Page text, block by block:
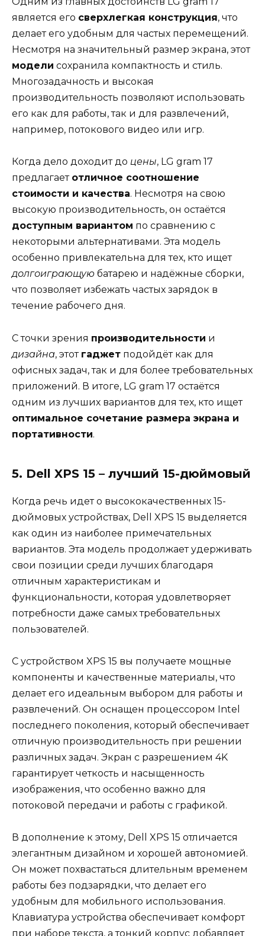
является его сверхлегкая конструкция, что
делает его удобным для частых перемещений.
Несмотря на значительный размер экрана, этот
модели сохранила компактность и стиль.
Многозадачность и высокая
производительность позволяют использовать
его как для работы, так и для развлечений,
например, потокового видео или игр.
Когда дело доходит до цены, LG gram 17
предлагает отличное соотношение
стоимости и качества. Несмотря на свою
высокую производительность, он остаётся
доступным вариантом по сравнению с
некоторыми альтернативами. Эта модель
особенно привлекательна для тех, кто ищет
долгоиграющую батарею и надёжные сборки,
что позволяет избежать частых зарядок в
течение рабочего дня.
С точки зрения производительности и
дизайна, этот гаджет подойдёт как для
офисных задач, так и для более требовательных
приложений. В итоге, LG gram 17 остаётся
одним из лучших вариантов для тех, кто ищет
оптимальное сочетание размера экрана и
портативности.
5. Dell XPS 15 – лучший 15-дюймовый
Когда речь идет о высококачественных 15-
дюймовых устройствах, Dell XPS 15 выделяется
как один из наиболее примечательных
вариантов. Эта модель продолжает удерживать
свои позиции среди лучших благодаря
отличным характеристикам и
функциональности, которая удовлетворяет
потребности даже самых требовательных
пользователей.
С устройством XPS 15 вы получаете мощные
компоненты и качественные материалы, что
делает его идеальным выбором для работы и
развлечений. Он оснащен процессором Intel
последнего поколения, который обеспечивает
отличную производительность при решении
различных задач. Экран с разрешением 4K
гарантирует четкость и насыщенность
изображения, что особенно важно для
потоковой передачи и работы с графикой.
В дополнение к этому, Dell XPS 15 отличается
элегантным дизайном и хорошей автономией.
Он может похвастаться длительным временем
работы без подзарядки, что делает его
удобным для мобильного использования.
Клавиатура устройства обеспечивает комфорт
при наборе текста, а тонкий корпус добавляет